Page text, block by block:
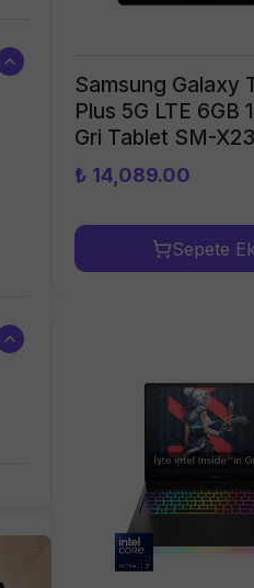
Samsung Galaxy
Plus 5G LTE 6GB
Gri Tablet SM-
₺ 14,089.00
Sepete